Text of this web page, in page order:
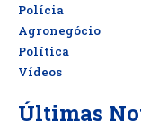
Polícia
Agronegócio
Política
Vídeos
Últimas